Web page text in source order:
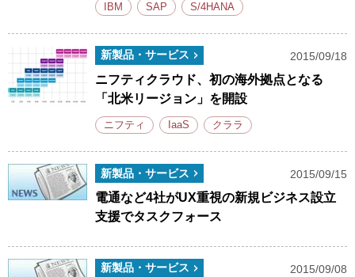
IBM SAP S/4HANA
新製品・サービス 2015/09/18
ニフティクラウド、初の海外拠点となる
「北米リージョン」を開設
ニフティ IaaS クララ
新製品・サービス 2015/09/15
電通など4社がUX重視の新規ビジネス設立
支援でタスクフォース
新製品・サービス 2015/09/08